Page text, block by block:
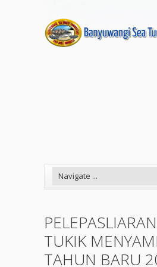
PELEPASLIARAN
TUKIK
TAHUN BARU